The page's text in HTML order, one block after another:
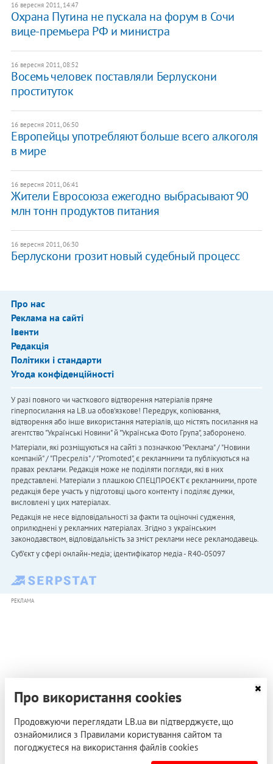
16 вересня 2011, 14:47
Охрана Путина не пускала на форум в Сочи
вице-премьера РФ и министра
16 вересня 2011, 08:52
Восемь человек поставляли Берлускони
проституток
16 вересня 2011, 06:50
Европейцы употребляют больше всего алкоголя
в мире
16 вересня 2011, 06:41
​Жители Евросоюза ежегодно выбрасывают 90
млн тонн продуктов питания
16 вересня 2011, 06:30
Берлускони грозит новый судебный процесс
Про нас
Реклама на сайті
Івенти
Редакція
Політики і стандарти
Угода конфіденційності
У разі повного чи часткового відтворення матеріалів пряме
гіперпосилання на LB.ua обов'язкове! Передрук, копіювання,
відтворення або інше використання матеріалів, що містять посилання на
агентство "Українськi Новини" й "Українська Фото Група", заборонено.
Матеріали, які розміщуються на сайті з позначкою "Реклама" / "Новини
компаній" / "Пресреліз" / "Promoted", є рекламними та публікуються на
правах реклами. Редакція може не поділяти погляди, які в них
представлені. Матеріали з плашкою СПЕЦПРОЄКТ є рекламними, проте
редакція бере участь у підготовці цього контенту і поділяє думки,
висловлені у цих матеріалах.
Редакція не несе відповідальності за факти та оціночні судження,
оприлюднені у рекламних матеріалах. Згідно з українським
законодавством, відповідальність за зміст реклами несе рекламодавець.
Cуб'єкт у сфері онлайн-медіа; ідентифікатор медіа - R40-05097
РЕКЛАМА
Про використання cookies
Продовжуючи переглядати LB.ua ви підтверджуєте, що
ознайомилися з Правилами користування сайтом та
погоджуєтеся на використання файлів cookies